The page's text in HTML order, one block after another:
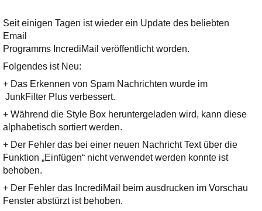
Seit einigen Tagen ist wieder ein Update des beliebten
Email
Programms IncrediMail veröffentlicht worden.
Folgendes ist Neu:
+ Das Erkennen von Spam Nachrichten wurde im
JunkFilter Plus verbessert.
+ Während die Style Box heruntergeladen wird, kann diese
alphabetisch sortiert werden.
+ Der Fehler das bei einer neuen Nachricht Text über die
Funktion „Einfügen“ nicht verwendet werden konnte ist
behoben.
+ Der Fehler das IncrediMail beim ausdrucken im Vorschau
Fenster abstürzt ist behoben.
bereithält!
Wie z.B. Outlook,
GMail, Thunderbird
oder auch
KuNoMail, usw.
Ihre E-Mail
Adresse:
E-Mail
E-Mail bestätigen